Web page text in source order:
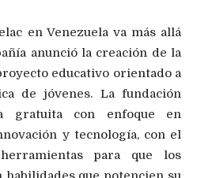
en Venezuela va más allá
anunció la creación de la
educativo orientado a
de jóvenes. La fundación
gratuita con enfoque en
y tecnología, con el
para que los